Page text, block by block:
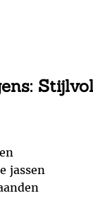
jassen